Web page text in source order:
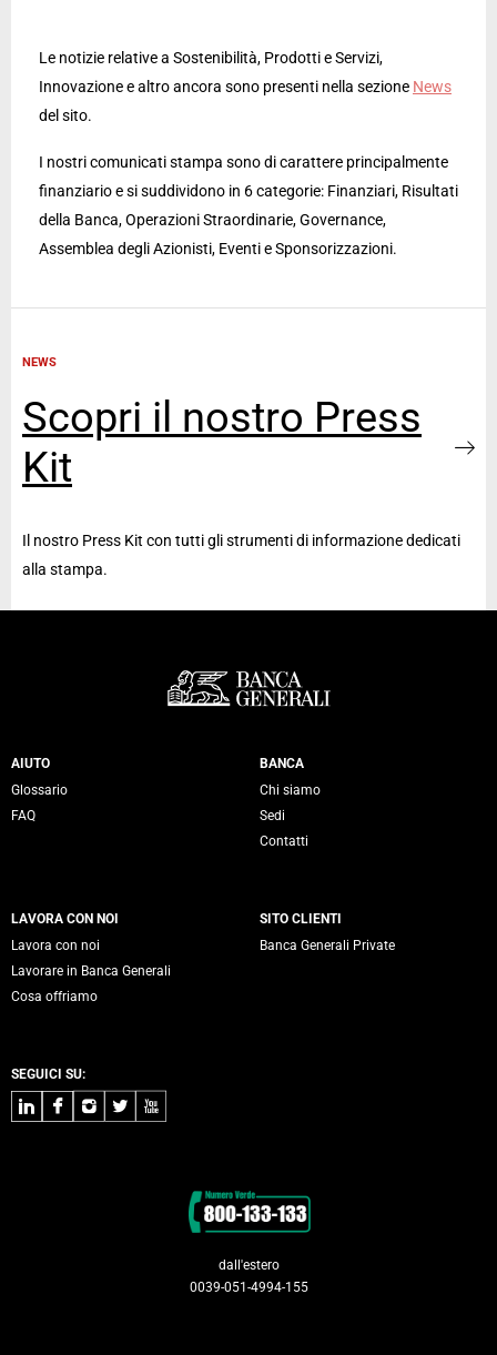
Le notizie relative a Sostenibilità, Prodotti e Servizi,
Innovazione e altro ancora sono presenti nella sezione News
del sito.
I nostri comunicati stampa sono di carattere principalmente
finanziario e si suddividono in 6 categorie: Finanziari, Risultati
della Banca, Operazioni Straordinarie, Governance,
Assemblea degli Azionisti, Eventi e Sponsorizzazioni.
NEWS
Scopri il nostro Press
Kit
Il nostro Press Kit con tutti gli strumenti di informazione dedicati
alla stampa.
Servizi Banca Generali
AIUTO
Glossario
FAQ
BANCA
Chi siamo
Sedi
Contatti
LAVORA CON NOI
Lavora con noi
Lavorare in Banca Generali
Cosa offriamo
SITO CLIENTI
Banca Generali Private
SEGUICI SU:
LinkedInFacebook
Instagram
TwitterYoutube
dall'estero
0039-051-4994-155